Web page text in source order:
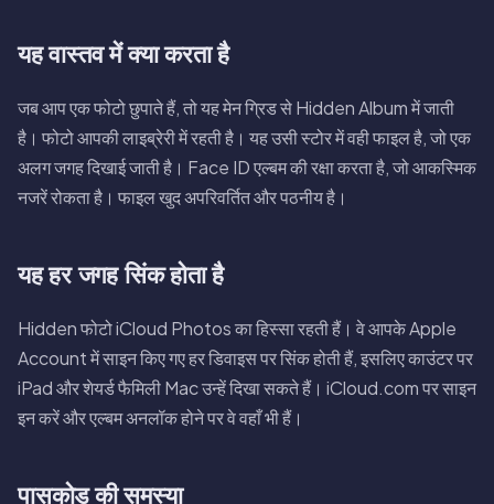
यह वास्तव में क्या करता है
जब आप एक फोटो छुपाते हैं, तो यह मेन ग्रिड से Hidden Album में जाती
है। फोटो आपकी लाइब्रेरी में रहती है। यह उसी स्टोर में वही फाइल है, जो एक
अलग जगह दिखाई जाती है। Face ID एल्बम की रक्षा करता है, जो आकस्मिक
नजरें रोकता है। फाइल खुद अपरिवर्तित और पठनीय है।
यह हर जगह सिंक होता है
Hidden फोटो iCloud Photos का हिस्सा रहती हैं। वे आपके Apple
Account में साइन किए गए हर डिवाइस पर सिंक होती हैं, इसलिए काउंटर पर
iPad और शेयर्ड फैमिली Mac उन्हें दिखा सकते हैं। iCloud.com पर साइन
इन करें और एल्बम अनलॉक होने पर वे वहाँ भी हैं।
पासकोड की समस्या